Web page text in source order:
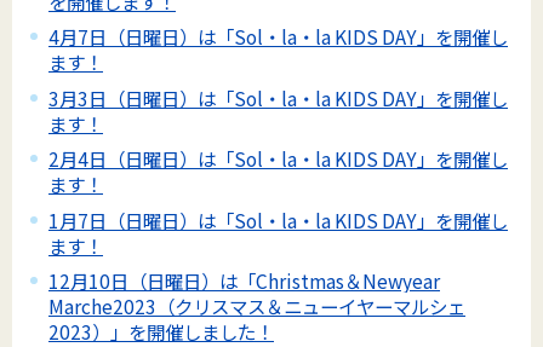
4月7日（日曜日）は「Sol・la・la KIDS DAY」を開催し
ます！
3月3日（日曜日）は「Sol・la・la KIDS DAY」を開催し
ます！
2月4日（日曜日）は「Sol・la・la KIDS DAY」を開催し
ます！
1月7日（日曜日）は「Sol・la・la KIDS DAY」を開催し
ます！
12月10日（日曜日）は「Christmas＆Newyear
Marche2023（クリスマス＆ニューイヤーマルシェ
2023）」を開催しました！